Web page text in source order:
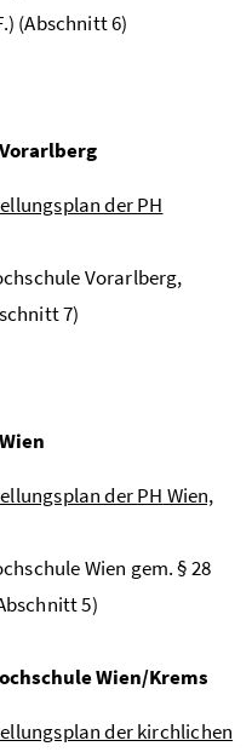
) (Abschnitt 6)
der PH
Vorarlberg,
7)
derPH Wien,
Wien gem. § 28
5)
Wien/Krems
der kirchlichen